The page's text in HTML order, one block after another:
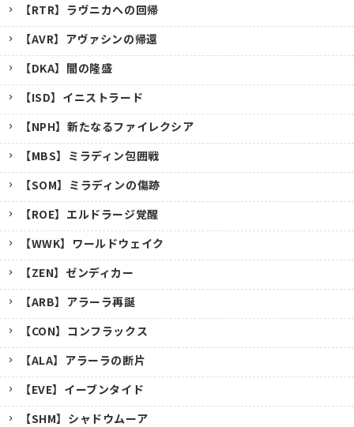
【RTR】ラヴニカへの回帰
【AVR】アヴァシンの帰還
【DKA】闇の隆盛
【ISD】イニストラード
【NPH】新たなるファイレクシア
【MBS】ミラディン包囲戦
【SOM】ミラディンの傷跡
【ROE】エルドラージ覚醒
【WWK】ワールドウェイク
【ZEN】ゼンディカー
【ARB】アラーラ再誕
【CON】コンフラックス
【ALA】アラーラの断片
【EVE】イーブンタイド
【SHM】シャドウムーア